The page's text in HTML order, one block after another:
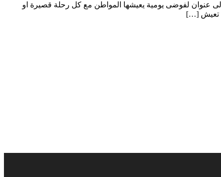
الى عنوان لفوضى يومية يعيشها المواطن مع كل رحلة قصيرة او
تعيش […]